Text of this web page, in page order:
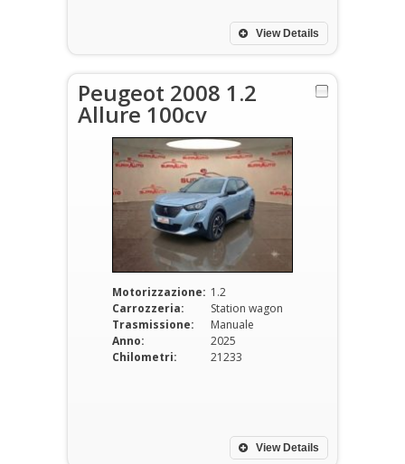
View Details
Peugeot 2008 1.2
Allure 100cv
Motorizzazione: 1.2
Carrozzeria:
Station wagon
Trasmissione:
Manuale
Anno:
2025
Chilometri:
21233
View Details